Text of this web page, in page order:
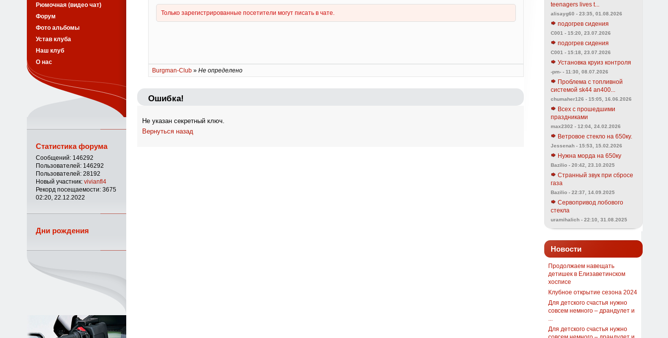
Burgman-Club» Не определено
Ошибка!
Не указан секретный ключ.
Вернуться назад
teenagers lives t...
alisayg60 - 23:35, 01.08.2026
подогрев сидения
C001 - 15:20, 23.07.2026
подогрев сидения
C001 - 15:18, 23.07.2026
Установка круиз контроля
-pm- - 11:30, 08.07.2026
Проблема с топливной
системой sk44 an400...
chumaher126 - 15:05, 16.06.2026
Всех с прошедшими
праздниками
max2302 - 12:04, 24.02.2026
Ветровое стекло на 650ку.
Jessenah - 15:53, 15.02.2026
Нужна морда на 650ку
Bazilio - 20:42, 23.10.2025
Странный звук при сбросе
газа
Bazilio - 22:37, 14.09.2025
Сервопривод лобового
стекла
uramihalich - 22:10, 31.08.2025
Новости
Продолжаем навещать
детишек в Елизаветинском
хосписе
Клубное открытие сезона 2024
Для детского счастья нужно
совсем немного – драндулет и
Для детского счастья нужно
Рюмочная (видео чат)
Форум
Фото альбомы
Устав клуба
Наш клуб
О нас
Статистика форума
Сообщений: 146292
Пользователей: 146292
Пользователей: 28192
Новый участник: vivianfl4
Рекорд посещаемости: 3675
02:20, 22.12.2022
Дни рождения